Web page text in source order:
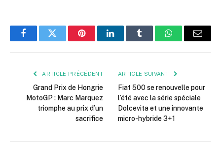
FacebookTwitter PinterestLinkedInTumblr WhatsApp
E-
ARTICLE PRÉCÉDENT
Grand Prix de Hongrie
MotoGP : Marc Marquez
triomphe au prix d’un
sacrifice
ARTICLE SUIVANT
Fiat 500 se renouvelle pour
l’été avec la série spéciale
Dolcevita et une innovante
micro-hybride 3+1